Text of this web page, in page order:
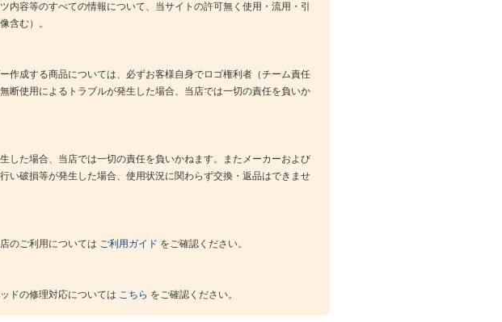
内容等のすべての情報について、当サイトの許可無く使用・流用・引
含む）。
作成する商品については、必ずお客様自身でロゴ権利者（チーム責任
断使用によるトラブルが発生した場合、当店では一切の責任を負いか
した場合、当店では一切の責任を負いかねます。またメーカーおよび
い破損等が発生した場合、使用状況に関わらず交換・返品はできませ
のご利用については ご利用ガイド をご確認ください。
ドの修理対応については こちら をご確認ください。